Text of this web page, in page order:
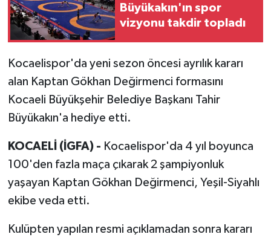
Büyükakın'ın spor
vizyonu takdir topladı
Kocaelispor'da yeni sezon öncesi ayrılık kararı
alan Kaptan Gökhan Değirmenci formasını
Kocaeli Büyükşehir Belediye Başkanı Tahir
Büyükakın'a hediye etti.
KOCAELİ (İGFA) - Kocaelispor'da 4 yıl boyunca
100'den fazla maça çıkarak 2 şampiyonluk
yaşayan Kaptan Gökhan Değirmenci, Yeşil-Siyahlı
ekibe veda etti.
Kulüpten yapılan resmi açıklamadan sonra kararı